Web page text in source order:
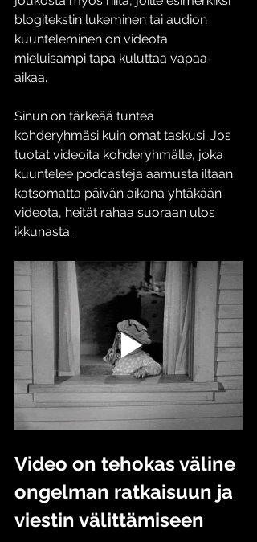
blogitekstin lukeminen tai audion
kuunteleminen on videota
mieluisampi tapa kuluttaa vapaa-
aikaa.
Sinun on tärkeää tuntea
kohderyhmäsi kuin omat taskusi. Jos
tuotat videoita kohderyhmälle, joka
kuuntelee podcasteja aamusta iltaan
katsomatta päivän aikana yhtäkään
videota, heität rahaa suoraan ulos
ikkunasta.
Video on tehokas väline
ongelman ratkaisuun ja
viestin välittämiseen